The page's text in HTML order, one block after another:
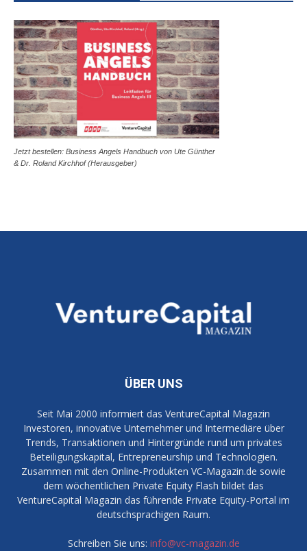
Jetzt bestellen: Business Angels Handbuch von Ute Günther
& Dr. Roland Kirchhof (Herausgeber)
ÜBER UNS
Seit Mai 2000 informiert das VentureCapital Magazin
Investoren, innovative Unternehmer und Intermediäre über
Trends, Transaktionen und Hintergründe rund um privates
Beteiligungskapital, Entrepreneurship und Technologien.
Zusammen mit den Online-Produkten VC-Magazin.de sowie
dem wöchentlichen Private Equity Flash bildet das
VentureCapital Magazin das führende Private Equity-Portal im
deutschsprachigen Raum.
Schreiben Sie uns: info@vc-magazin.de